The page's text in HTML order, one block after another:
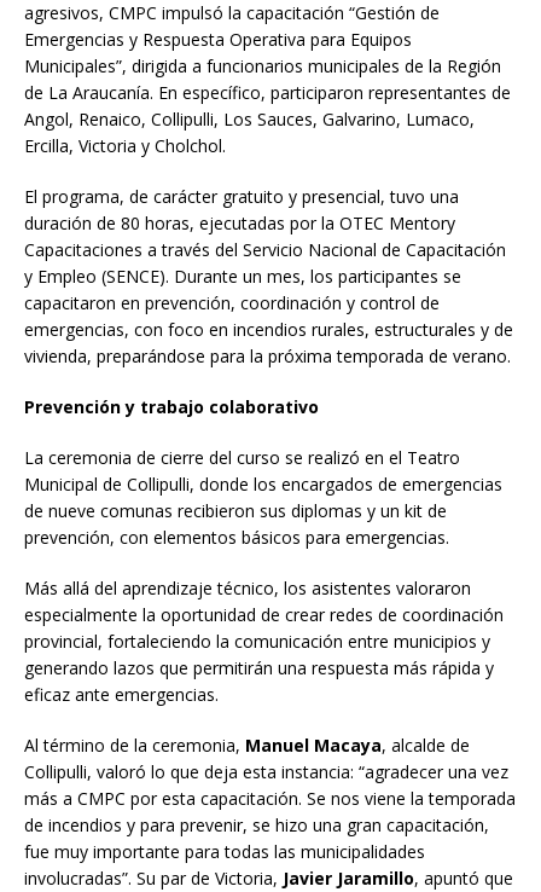
agresivos, CMPC impulsó la capacitación “Gestión de
Emergencias y Respuesta Operativa para Equipos
Municipales”, dirigida a funcionarios municipales de la Región
de La Araucanía. En específico, participaron representantes de
Angol, Renaico, Collipulli, Los Sauces, Galvarino, Lumaco,
Ercilla, Victoria y Cholchol.
El programa, de carácter gratuito y presencial, tuvo una
duración de 80 horas, ejecutadas por la OTEC Mentory
Capacitaciones a través del Servicio Nacional de Capacitación
y Empleo (SENCE). Durante un mes, los participantes se
capacitaron en prevención, coordinación y control de
emergencias, con foco en incendios rurales, estructurales y de
vivienda, preparándose para la próxima temporada de verano.
Prevención y trabajo colaborativo
La ceremonia de cierre del curso se realizó en el Teatro
Municipal de Collipulli, donde los encargados de emergencias
de nueve comunas recibieron sus diplomas y un kit de
prevención, con elementos básicos para emergencias.
Más allá del aprendizaje técnico, los asistentes valoraron
especialmente la oportunidad de crear redes de coordinación
provincial, fortaleciendo la comunicación entre municipios y
generando lazos que permitirán una respuesta más rápida y
eficaz ante emergencias.
Al término de la ceremonia, Manuel Macaya, alcalde de
Collipulli, valoró lo que deja esta instancia: “agradecer una vez
más a CMPC por esta capacitación. Se nos viene la temporada
de incendios y para prevenir, se hizo una gran capacitación,
fue muy importante para todas las municipalidades
involucradas”. Su par de Victoria, Javier Jaramillo, apuntó que